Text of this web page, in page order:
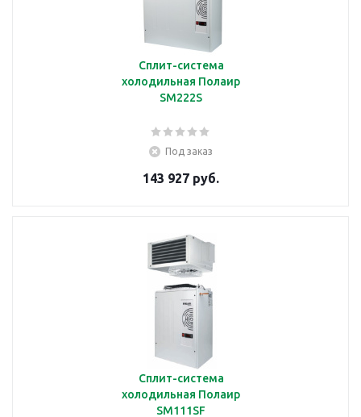
Сплит-система
холодильная Полаир
SM222S
Под заказ
143 927 руб.
Сплит-система
холодильная Полаир
SM111SF